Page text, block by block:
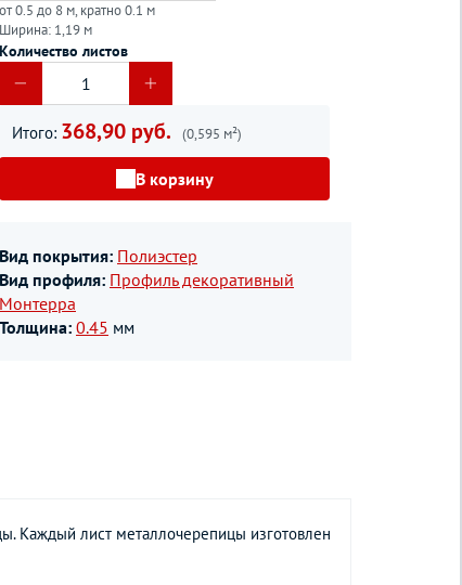
от 0.5 до 8 м, кратно 0.1 м
Ширина: 1,19 м
Количество листов
Итого: 368,90 руб. (0,595 м²)
В корзину
Вид покрытия: Полиэстер
Вид профиля: Профиль декоративный
Монтерра
Толщина: 0.45 мм
Каждый лист металлочерепицы изготовлен